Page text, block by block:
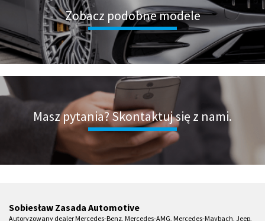
Zobacz podobne modele
Masz pytania? Skontaktuj się z nami.
Sobiesław Zasada Automotive
Autoryzowany dealer Mercedes-Benz, Mercedes-AMG, Mercedes-Maybach, Jeep,